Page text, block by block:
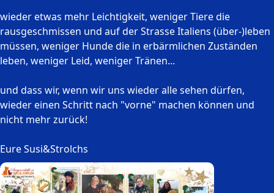
wieder etwas mehr Leichtigkeit, weniger Tiere die
rausgeschmissen und auf der Strasse Italiens (über-)leben
müssen, weniger Hunde die in erbärmlichen Zuständen
leben, weniger Leid, weniger Tränen...
und dass wir, wenn wir uns wieder alle sehen dürfen,
wieder einen Schritt nach "vorne" machen können und
nicht mehr zurück!
Eure Susi&Strolchs